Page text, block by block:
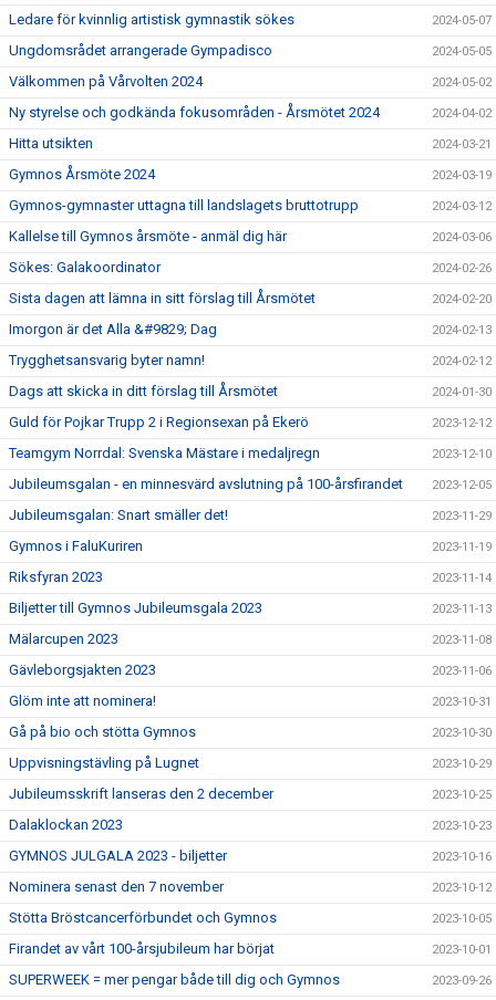
Ledare för kvinnlig artistisk gymnastik sökes 2024-05-07
Ungdomsrådet arrangerade Gympadisco 2024-05-05
Välkommen på Vårvolten 2024 2024-05-02
Ny styrelse och godkända fokusområden - Årsmötet 2024 2024-04-02
Hitta utsikten 2024-03-21
Gymnos Årsmöte 2024 2024-03-19
Gymnos-gymnaster uttagna till landslagets bruttotrupp 2024-03-12
Kallelse till Gymnos årsmöte - anmäl dig här 2024-03-06
Sökes: Galakoordinator 2024-02-26
Sista dagen att lämna in sitt förslag till Årsmötet 2024-02-20
Imorgon är det Alla &#9829; Dag 2024-02-13
Trygghetsansvarig byter namn! 2024-02-12
Dags att skicka in ditt förslag till Årsmötet 2024-01-30
Guld för Pojkar Trupp 2 i Regionsexan på Ekerö 2023-12-12
Teamgym Norrdal: Svenska Mästare i medaljregn 2023-12-10
Jubileumsgalan - en minnesvärd avslutning på 100-årsfirandet 2023-12-05
Jubileumsgalan: Snart smäller det! 2023-11-29
Gymnos i FaluKuriren 2023-11-19
Riksfyran 2023 2023-11-14
Biljetter till Gymnos Jubileumsgala 2023 2023-11-13
Mälarcupen 2023 2023-11-08
Gävleborgsjakten 2023 2023-11-06
Glöm inte att nominera! 2023-10-31
Gå på bio och stötta Gymnos 2023-10-30
Uppvisningstävling på Lugnet 2023-10-29
Jubileumsskrift lanseras den 2 december 2023-10-25
Dalaklockan 2023 2023-10-23
GYMNOS JULGALA 2023 - biljetter 2023-10-16
Nominera senast den 7 november 2023-10-12
Stötta Bröstcancerförbundet och Gymnos 2023-10-05
Firandet av vårt 100-årsjubileum har börjat 2023-10-01
SUPERWEEK = mer pengar både till dig och Gymnos 2023-09-26